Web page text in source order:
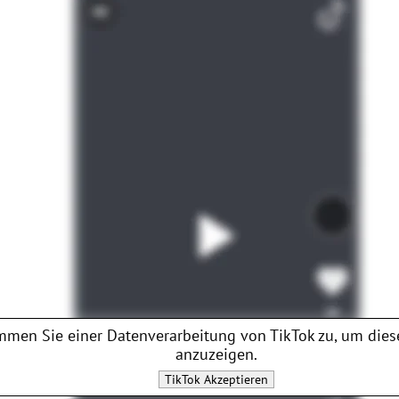
Sie einer Datenverarbeitung von TikTokzu, um
anzuzeigen.
TikTokAkzeptieren